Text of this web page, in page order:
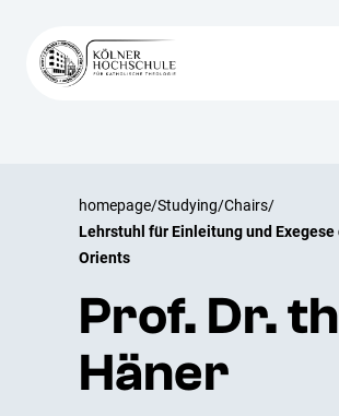
homepage/Studying/Chairs/
Lehrstuhl für Einleitung und
Orients
Prof. Dr.
Häner